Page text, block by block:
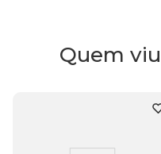
Quem